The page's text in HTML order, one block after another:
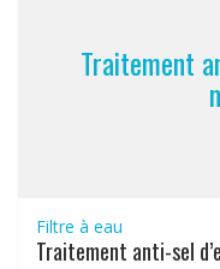
Traitement
Filtre à eau
Traitement anti-sel